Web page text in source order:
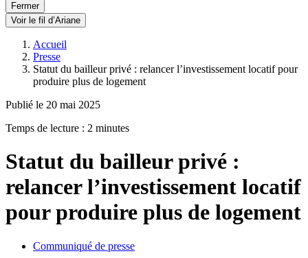
Fermer
Voir le fil d’Ariane
Accueil
Presse
Statut du bailleur privé : relancer l’investissement locatif pour
produire plus de logement
Publié le 20 mai 2025
Temps de lecture : 2 minutes
Statut du bailleur privé :
relancer l’investissement locatif
pour produire plus de logement
Communiqué de presse